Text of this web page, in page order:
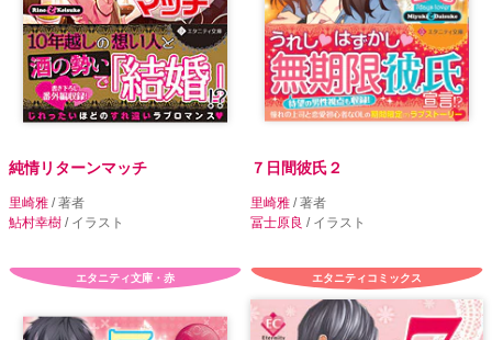
純情リターンマッチ
里崎雅 / 著者
鮎村幸樹 / イラスト
７日間彼氏２
里崎雅 / 著者
冨士原良 / イラスト
エタニティ文庫・赤 エタニティコミックス